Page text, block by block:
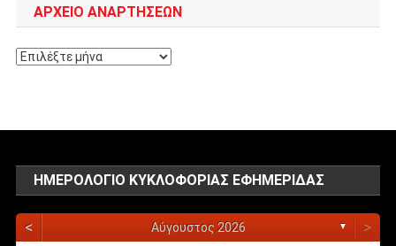
ΑΡΧΕΊΟ ΑΝΑΡΤΉΣΕΩΝ
Αρχείο
ΗΜΕΡΟΛΌΓΙΟ ΚΥΚΛΟΦΟΡΊΑΣ ΕΦΗΜΕΡΊΔΑΣ
< Αύγουστος 2026 ▼ >